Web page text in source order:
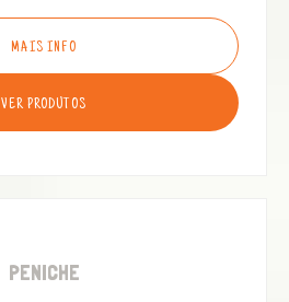
MAIS INFO
VER PRODUTOS
PENICHE